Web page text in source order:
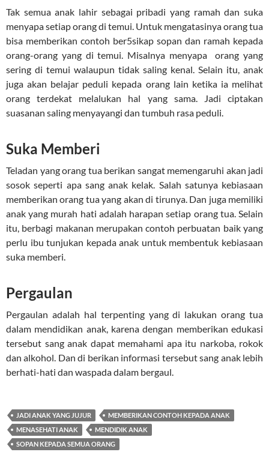
Tak semua anak lahir sebagai pribadi yang ramah dan suka
menyapa setiap orang di temui. Untuk mengatasinya orang tua
bisa memberikan contoh ber5sikap sopan dan ramah kepada
orang-orang yang di temui. Misalnya menyapa orang yang
sering di temui walaupun tidak saling kenal. Selain itu, anak
juga akan belajar peduli kepada orang lain ketika ia melihat
orang terdekat melalukan hal yang sama. Jadi ciptakan
suasanan saling menyayangi dan tumbuh rasa peduli.
Suka Memberi
Teladan yang orang tua berikan sangat memengaruhi akan jadi
sosok seperti apa sang anak kelak. Salah satunya kebiasaan
memberikan orang tua yang akan di tirunya. Dan juga memiliki
anak yang murah hati adalah harapan setiap orang tua. Selain
itu, berbagi makanan merupakan contoh perbuatan baik yang
perlu ibu tunjukan kepada anak untuk membentuk kebiasaan
suka memberi.
Pergaulan
Pergaulan adalah hal terpenting yang di lakukan orang tua
dalam mendidikan anak, karena dengan memberikan edukasi
tersebut sang anak dapat memahami apa itu narkoba, rokok
dan alkohol. Dan di berikan informasi tersebut sang anak lebih
berhati-hati dan waspada dalam bergaul.
JADI ANAK YANG JUJUR
MEMBERIKAN CONTOH KEPADA ANAK
MENASEHATI ANAK
MENDIDIK ANAK
SOPAN KEPADA SEMUA ORANG